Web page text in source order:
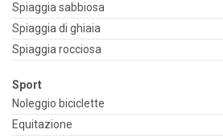
Spiaggia sabbiosa
Spiaggia di ghiaia
Spiaggia rocciosa
Sport
Noleggio biciclette
Equitazione